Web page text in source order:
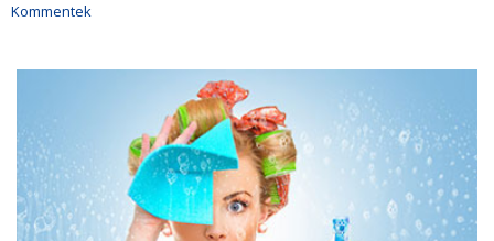
Kommentek